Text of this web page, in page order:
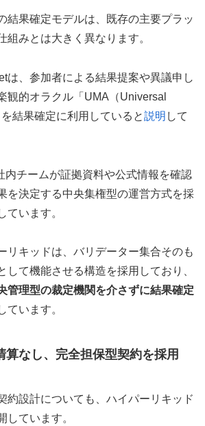
結果確定モデルは、既存の主要プラッ
組みとは大きく異なります。
は、参加者による結果提案や異議申し
観的オラクル「UMA（Universal
結果確定に利用していると説明 して
内チームが証拠資料や公式情報を確認
を決定する中央集権型の運営方式を採
ています。
リキッドは、バリデーター集合そのも
して機能させる構造を採用しており、
管理型の裁定機関を介さずに結果確定
ています。
算なし、完全担保型契約を採用
約設計についても、ハイパーリキッド
しています。